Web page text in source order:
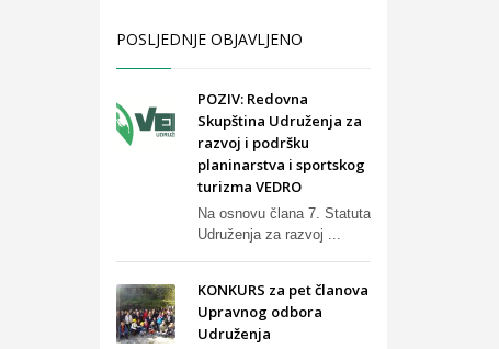
POSLJEDNJE OBJAVLJENO
POZIV: Redovna
Skupština Udruženja za
razvoj i podršku
planinarstva i sportskog
turizma VEDRO
Na osnovu člana 7. Statuta
Udruženja za razvoj ...
KONKURS za pet članova
Upravnog odbora
Udruženja